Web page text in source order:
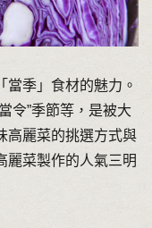
當季」食材的魅力。
令”季節等，是被大
高麗菜的挑選方式與
麗菜製作的人氣三明